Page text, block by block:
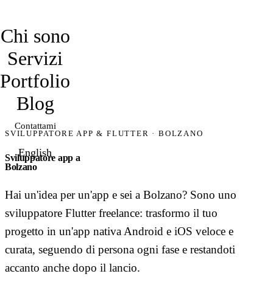
Chi sono
Servizi
Portfolio
Blog
Contattami
English
SVILUPPATORE APP & FLUTTER · BOLZANO
Sviluppatore app a
Bolzano
Hai un'idea per un'app e sei a Bolzano? Sono uno
sviluppatore Flutter freelance: trasformo il tuo
progetto in un'app nativa Android e iOS veloce e
curata, seguendo di persona ogni fase e restandoti
accanto anche dopo il lancio.